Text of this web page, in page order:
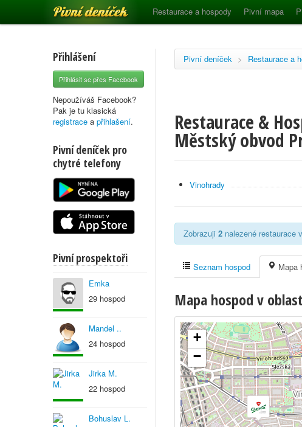
Pivní deníček Restaurace a hospody Pivní mapa
Přihlášení
Přihlásit se přes Facebook
Nepoužíváš Facebook?
Pak je tu klasická
registrace a přihlašení.
Pivní deníček pro
chytré telefony
Pivní prospektoři
Emka
29 hospod
Mandel ..
24 hospod
Jirka M.
22 hospod
Bohuslav L.
Pivní deníček > Restaurace a
Restaurace &
Městský obvod
Vinohrady
Zobrazuji 2 nalezené restaurace
Seznam hospod Mapa
Mapa hospod v
+
−